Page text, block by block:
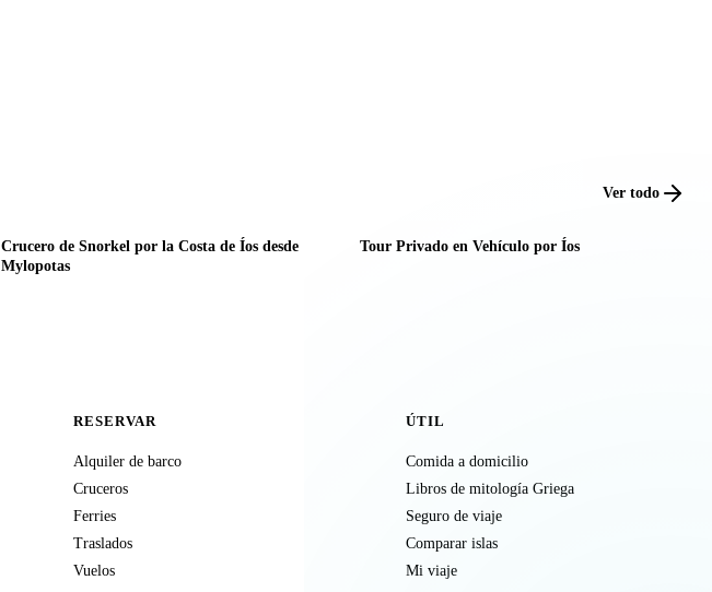
Ver todo
Crucero de Snorkel por la Costa de Íos desde
Mylopotas
Tour Privado en Vehículo por Íos
RESERVAR
Alquiler de barco
Cruceros
Ferries
Traslados
Vuelos
ÚTIL
Comida a domicilio
Libros de mitología Griega
Seguro de viaje
Comparar islas
Mi viaje